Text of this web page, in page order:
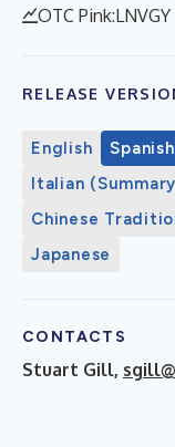
OTC Pink:LNVGY
RELEASE
English Spanish
Italian
Chinese
Japanese
CONTACTS
Stuart Gill,